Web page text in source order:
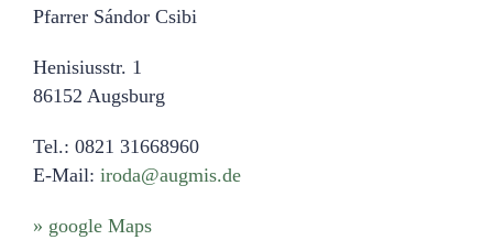
Pfarrer Sándor Csibi
Henisiusstr. 1
86152 Augsburg
Tel.: 0821 31668960
E-Mail: iroda@augmis.de
» google Maps